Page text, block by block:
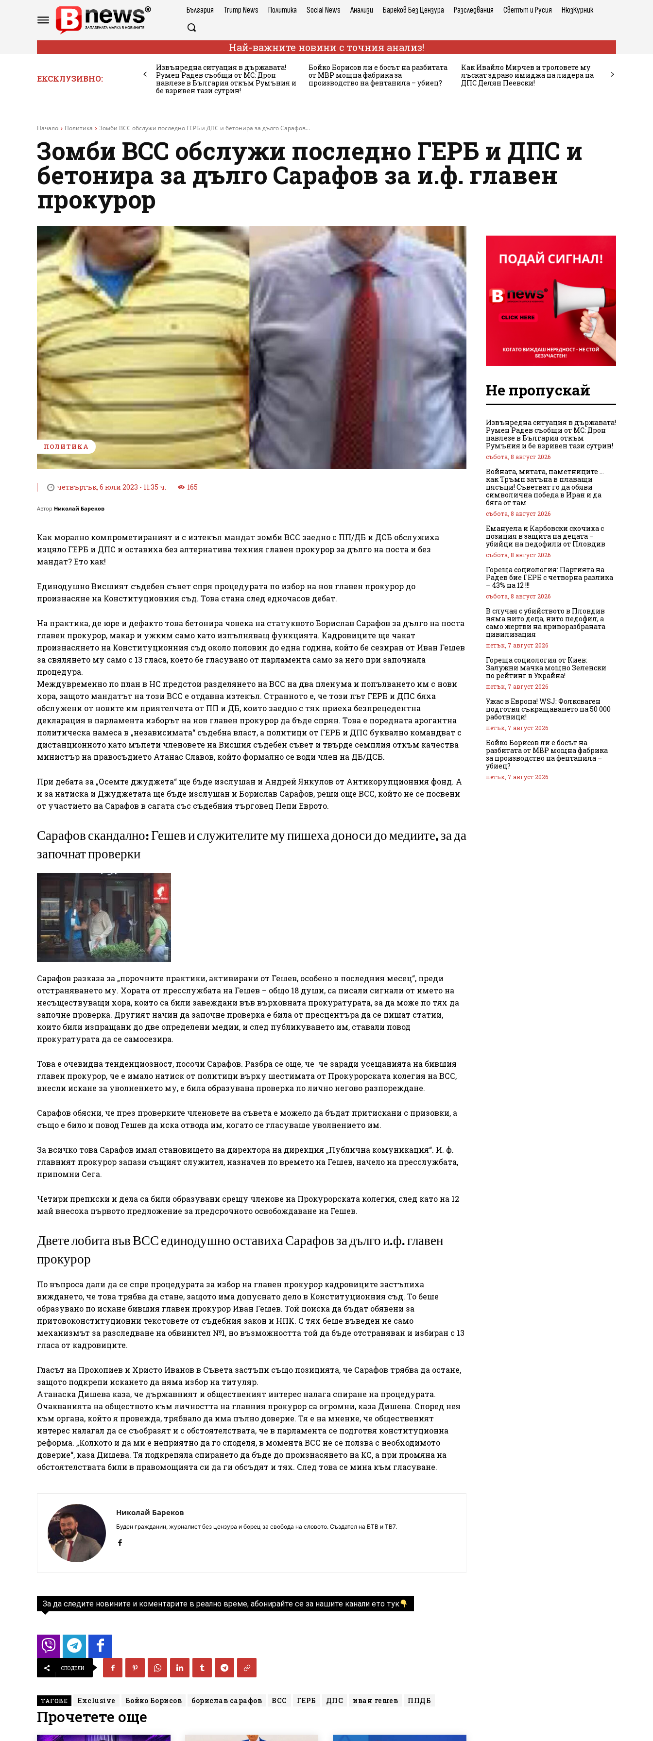
България Trump News Политика Social News Анализи Бареков Без Цензура Разследвания Светът и Русия НюзКурник
Най-важните новини с точния анализ!
ЕКСКЛУЗИВНО:
Извънредна ситуация в държавата!
Румен Радев съобщи от МС: Дрон
навлезе в България откъм Румъния и
бе взривен тази сутрин!
Бойко Борисов ли е босът на разбитата
от МВР мощна фабрика за
производство на фентанила – убиец?
Как Ивайло Мирчев и троловете му
лъскат здраво имиджа на лидера на
ДПС Делян Пеевски!
Начало Политика Зомби ВСС обслужи последно ГЕРБ и ДПС и бетонира за дълго Сарафов...
Зомби ВСС обслужи последно ГЕРБ и ДПС и
бетонира за дълго Сарафов за и.ф. главен
прокурор
ПОЛИТИКА
четвъртък, 6 юли 2023 - 11:35 ч. 165
Автор Николай Бареков
Как морално компрометираният и с изтекъл мандат зомби ВСС заедно с ПП/ДБ и ДСБ обслужиха
изцяло ГЕРБ и ДПС и оставиха без алтернатива техния главен прокурор за дълго на поста и без
мандат? Ето как!
Единодушно Висшият съдебен съвет спря процедурата по избор на нов главен прокурор до
произнасяне на Конституционния съд. Това стана след едночасов дебат.
На практика, де юре и дефакто това бетонира човека на статуквото Борислав Сарафов за дълго на поста
главен прокурор, макар и ужким само като изпълняващ функцията. Кадровиците ще чакат
произнасянето на Конституционния съд около половин до една година, който бе сезиран от Иван Гешев
за свялянето му само с 13 гласа, което бе гласувано от парламента само за него при започнала
процедура.
Междувременно по план в НС предстои разделянето на ВСС на два пленума и попълването им с нови
хора, защото мандатът на този ВСС е отдавна изтекъл. Странното е, че този път ГЕРБ и ДПС бяха
обслужени от новите им приятелчета от ПП и ДБ, които заедно с тях приеха безпрецедентна
декларация в парламента изборът на нов главен прокурор да бъде спрян. Това е поредната арогантна
политическа намеса в „независимата“ съдебна власт, а политици от ГЕРБ и ДПС буквално командват с
дистанционното като мъпети членовете на Висшия съдебен съвет и твърде семплия откъм качества
министър на правосъдието Атанас Славов, който формално се води член на ДБ/ДСБ.
При дебата за „Осемте джуджета“ ще бъде изслушан и Андрей Янкулов от Антикорупционния фонд. А
и за натиска и Джуджетата ще бъде изслушан и Борислав Сарафов, реши още ВСС, който не се посвени
от участието на Сарафов в сагата със съдебния търговец Пепи Еврото.
Сарафов скандално: Гешев и служителите му пишеха доноси до медиите, за да
започнат проверки
Сарафов разказа за „порочните практики, активирани от Гешев, особено в последния месец“, преди
отстраняването му. Хората от пресслужбата на Гешев – общо 18 души, са писали сигнали от името на
несъществуващи хора, които са били завеждани във върховната прокуратурата, за да може по тях да
започне проверка. Другият начин да започне проверка е била от пресцентъра да се пишат статии,
които били изпращани до две определени медии, и след публикуването им, ставали повод
прокуратурата да се самосезира.
Това е очевидна тенденциозност, посочи Сарафов. Разбра се още, че че заради усещанията на бившия
главен прокурор, че е имало натиск от политици върху шестимата от Прокурорската колегия на ВСС,
внесли искане за уволнението му, е била образувана проверка по лично негово разпореждане.
Сарафов обясни, че през проверките членовете на съвета е можело да бъдат притискани с призовки, а
също е било и повод Гешев да иска отвода им, когато се гласуваше уволнението им.
За всичко това Сарафов имал становището на директора на дирекция „Публична комуникация“. И. ф.
главният прокурор запази същият служител, назначен по времето на Гешев, начело на пресслужбата,
припомни Сега.
Четири преписки и дела са били образувани срещу членове на Прокурорската колегия, след като на 12
май внесоха първото предложение за предсрочното освобождаване на Гешев.
Двете лобита във ВСС единодушно оставиха Сарафов за дълго и.ф. главен
прокурор
По въпроса дали да се спре процедурата за избор на главен прокурор кадровиците застъпиха
виждането, че това трябва да стане, защото има допуснато дело в Конституционния съд. То беше
образувано по искане бившия главен прокурор Иван Гешев. Той поиска да бъдат обявени за
притовоконституционни текстовете от съдебния закон и НПК. С тях беше въведен не само
механизмът за разследване на обвинител №1, но възможността той да бъде отстраняван и избиран с 13
гласа от кадровиците.
Гласът на Прокопиев и Христо Иванов в Съвета застъпи също позицията, че Сарафов трябва да остане,
защото подкрепи искането да няма избор на титуляр.
Атанаска Дишева каза, че държавният и общественият интерес налага спиране на процедурата.
Очакванията на обществото към личността на главния прокурор са огромни, каза Дишева. Според нея
към органа, който я провежда, трябвало да има пълно доверие. Тя е на мнение, че общественият
интерес налагал да се съобразят и с обстоятелствата, че в парламента се подготвя конституционна
реформа. „Колкото и да ми е неприятно да го споделя, в момента ВСС не се ползва с необходимото
доверие“, каза Дишева. Тя подкрепяла спирането да бъде до произнасянето на КС, а при промяна на
обстоятелствата били в правомощията си да ги обсъдят и тях. След това се мина към гласуване.
Николай Бареков
Буден гражданин, журналист без цензура и борец за свобода на словото. Създател на БТВ и ТВ7.
За да следите новините и коментарите в реално време, абонирайте се за нашите канали ето тук
СПОДЕЛИ
ТАГОВЕ Exclusive Бойко Борисов борислав сарафов ВСС ГЕРБ ДПС иван гешев ППДБ
Прочетете още
Не пропускай
Извънредна ситуация в държавата!
Румен Радев съобщи от МС: Дрон
навлезе в България откъм
Румъния и бе взривен тази сутрин!
събота, 8 август 2026
Войната, митата, паметниците …
как Тръмп затъна в плаващи
пясъци! Съветват го да обяви
символична победа в Иран и да
бяга от там
събота, 8 август 2026
Емануела и Карбовски скочиха с
позиция в защита на децата –
убийци на педофили от Пловдив
събота, 8 август 2026
Гореща социология: Партията на
Радев бие ГЕРБ с четворна разлика
– 43% на 12 !!!
събота, 8 август 2026
В случая с убийството в Пловдив
няма нито деца, нито педофил, а
само жертви на криворазбраната
цивилизация
петък, 7 август 2026
Гореща социология от Киев:
Залужни мачка мощно Зеленски
по рейтинг в Украйна!
петък, 7 август 2026
Ужас в Европа! WSJ: Фолксваген
подготвя съкращаването на 50 000
работници!
петък, 7 август 2026
Бойко Борисов ли е босът на
разбитата от МВР мощна фабрика
за производство на фентанила –
убиец?
петък, 7 август 2026